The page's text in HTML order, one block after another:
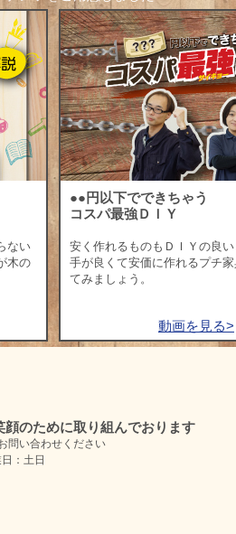
ない
木の
●●円以下でできちゃう
コスパ最強ＤＩＹ
安く作れるものもＤＩＹの良
手が良くて安価に作れるプチ
てみましょう。
動画を見る>
顔のために取り組んでおります
問い合わせください
：土日